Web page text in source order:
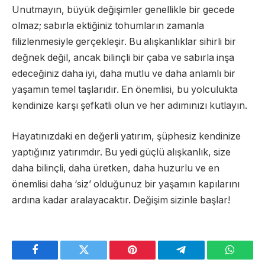
Unutmayın, büyük değişimler genellikle bir gecede
olmaz; sabırla ektiğiniz tohumların zamanla
filizlenmesiyle gerçekleşir. Bu alışkanlıklar sihirli bir
değnek değil, ancak bilinçli bir çaba ve sabırla inşa
edeceğiniz daha iyi, daha mutlu ve daha anlamlı bir
yaşamın temel taşlarıdır. En önemlisi, bu yolculukta
kendinize karşı şefkatli olun ve her adımınızı kutlayın.
Hayatınızdaki en değerli yatırım, şüphesiz kendinize
yaptığınız yatırımdır. Bu yedi güçlü alışkanlık, size
daha bilinçli, daha üretken, daha huzurlu ve en
önemlisi daha ‘siz’ olduğunuz bir yaşamın kapılarını
ardına kadar aralayacaktır. Değişim sizinle başlar!
Facebook Twitter Pinterest Telegram